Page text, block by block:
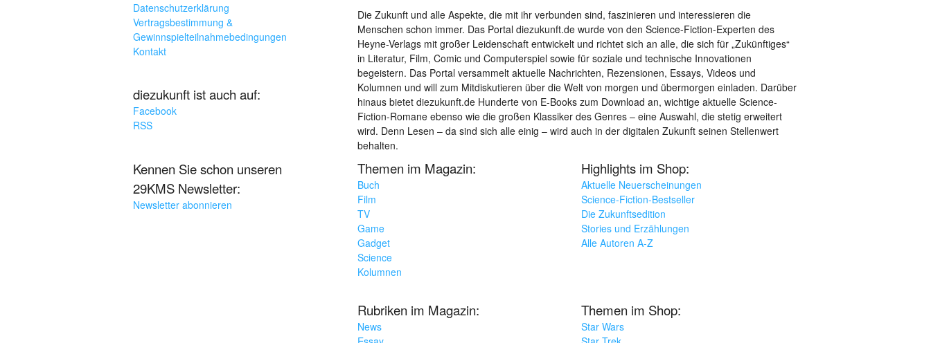
Datenschutzerklärung
Vertragsbestimmung &
Gewinnspielteilnahmebedingungen
Kontakt
diezukunft ist auch auf:
Facebook
RSS
Kennen Sie schon unseren
29KMS Newsletter:
Newsletter abonnieren
Die Zukunft und alle Aspekte, die mit ihr verbunden sind, faszinieren und interessieren die
Menschen schon immer. Das Portal diezukunft.de wurde von den Science-Fiction-Experten des
Heyne-Verlags mit großer Leidenschaft entwickelt und richtet sich an alle, die sich für „Zukünftiges“
in Literatur, Film, Comic und Computerspiel sowie für soziale und technische Innovationen
begeistern. Das Portal versammelt aktuelle Nachrichten, Rezensionen, Essays, Videos und
Kolumnen und will zum Mitdiskutieren über die Welt von morgen und übermorgen einladen. Darüber
hinaus bietet diezukunft.de Hunderte von E-Books zum Download an, wichtige aktuelle Science-
Fiction-Romane ebenso wie die großen Klassiker des Genres – eine Auswahl, die stetig erweitert
wird. Denn Lesen – da sind sich alle einig – wird auch in der digitalen Zukunft seinen Stellenwert
behalten.
Themen im Magazin:
Buch
Film
TV
Game
Gadget
Science
Kolumnen
Highlights im Shop:
Aktuelle Neuerscheinungen
Science-Fiction-Bestseller
Die Zukunftsedition
Stories und Erzählungen
Alle Autoren A-Z
Rubriken im Magazin:
News
Themen im Shop:
Star Wars